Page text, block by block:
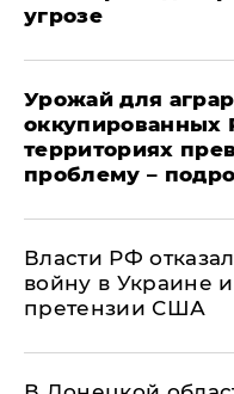
угрозе
Урожай для
оккупированных
территориях
проблему –
Власти РФ
войну в Украине
претензии США